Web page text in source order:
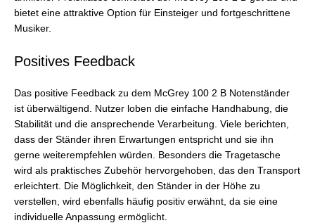
bietet eine attraktive Option für Einsteiger und fortgeschrittene
Musiker.
Positives Feedback
Das positive Feedback zu dem McGrey 100 2 B Notenständer
ist überwältigend. Nutzer loben die einfache Handhabung, die
Stabilität und die ansprechende Verarbeitung. Viele berichten,
dass der Ständer ihren Erwartungen entspricht und sie ihn
gerne weiterempfehlen würden. Besonders die Tragetasche
wird als praktisches Zubehör hervorgehoben, das den Transport
erleichtert. Die Möglichkeit, den Ständer in der Höhe zu
verstellen, wird ebenfalls häufig positiv erwähnt, da sie eine
individuelle Anpassung ermöglicht.